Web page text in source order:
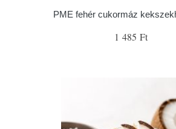
PME fehér cukormáz
1 485 Ft